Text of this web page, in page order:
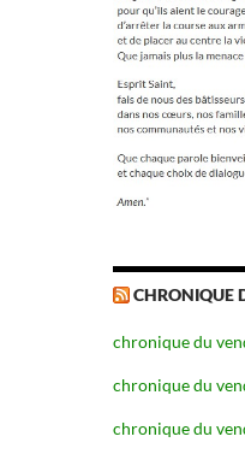
CHRONIQUE
chronique du
chronique du
chronique du